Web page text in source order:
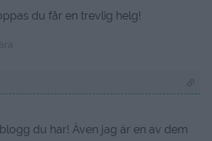
du får en trevlig helg!
du har! Även jag är en av dem